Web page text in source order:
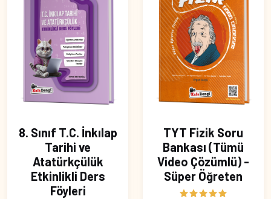
8. Sınıf T.C. İnkılap
Tarihi ve
Atatürkçülük
Etkinlikli Ders
Föyleri
TYT Fizik Soru
Bankası (Tümü
Video Çözümlü) -
Süper Öğreten